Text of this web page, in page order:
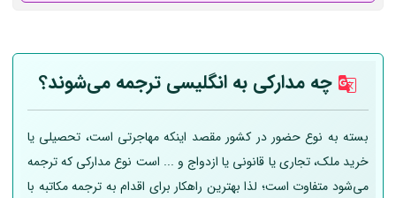
چه مدارکی به انگلیسی ترجمه می‌شوند؟
بسته به نوع حضور در کشور مقصد اینکه مهاجرتی است، تحصیلی یا
خرید ملک، تجاری یا قانونی یا ازدواج و ... است نوع مدارکی که ترجمه
می‌شود متفاوت است؛ لذا بهترین راهکار برای اقدام به ترجمه مکاتبه با